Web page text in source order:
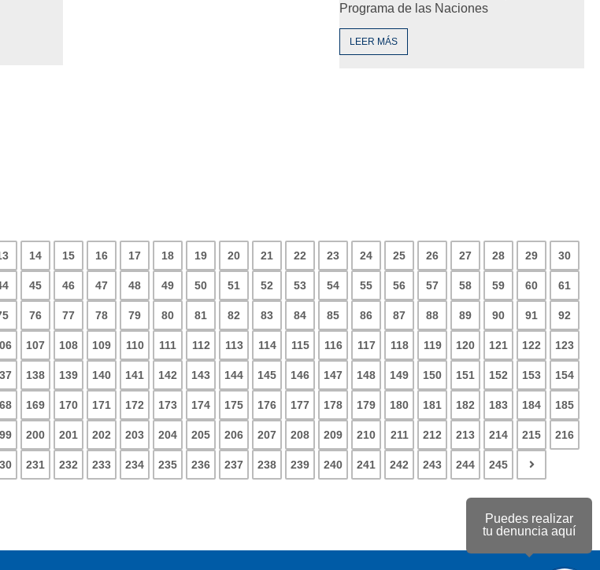
Puedes realizar
tu denuncia aquí
Programa de las Naciones
LEER MÁS
14 15 16 17 18 19 20 21 22 23 24 25 26 27 28 29 30
45 46 47 48 49 50 51 52 53 54 55 56 57 58 59 60 61
76 77 78 79 80 81 82 83 84 85 86 87 88 89 90 91 92
107 108 109 110 111 112 113 114 115 116 117 118 119 120 121 122 123
138 139 140 141 142 143 144 145 146 147 148 149 150 151 152 153 154
169 170 171 172 173 174 175 176 177 178 179 180 181 182 183 184 185
200 201 202 203 204 205 206 207 208 209 210 211 212 213 214 215 216
231 232 233 234 235 236 237 238 239 240 241 242 243 244 245